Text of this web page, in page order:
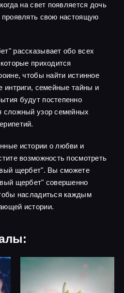
на свет появляется дочь
свою настоящую
рассказывает обо всех
приходится
чтобы найти истинное
интриги, семейные тайны и
будут постепенно
сложный узор семейных
истории о любви и
возможность посмотреть
щербет". Вы сможете
щербет" совершенно
насладиться каждым
истории.